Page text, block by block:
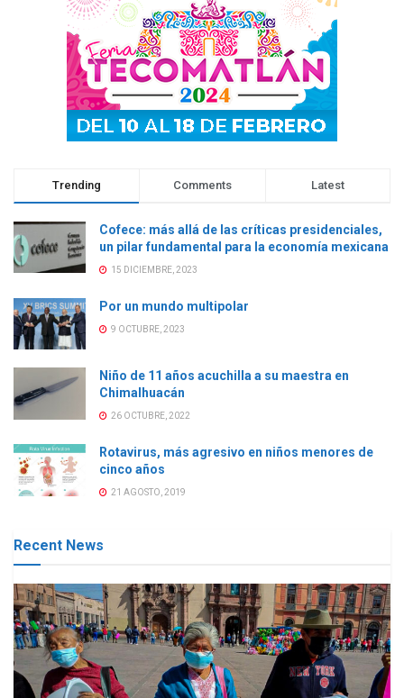
u
e
a
)
n
u
e
v
a
)
u
e
v
a
)
Trending Comments Latest
Cofece: más allá de las críticas presidenciales,
un pilar fundamental para la economía mexicana
15 DICIEMBRE, 2023
Por un mundo multipolar
9 OCTUBRE, 2023
Niño de 11 años acuchilla a su maestra en
Chimalhuacán
26 OCTUBRE, 2022
Rotavirus, más agresivo en niños menores de
cinco años
21 AGOSTO, 2019
Recent News